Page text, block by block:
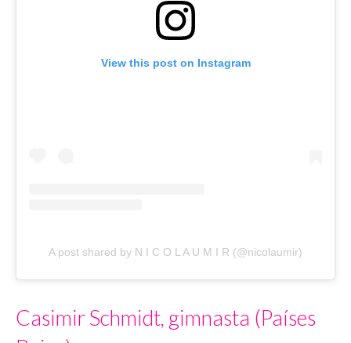
View this post on Instagram
A post shared by N I C O L A U M I R (@nicolaumir)
Casimir Schmidt, gimnasta (Países